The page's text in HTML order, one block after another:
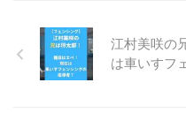
江村美咲の
は車いすフ